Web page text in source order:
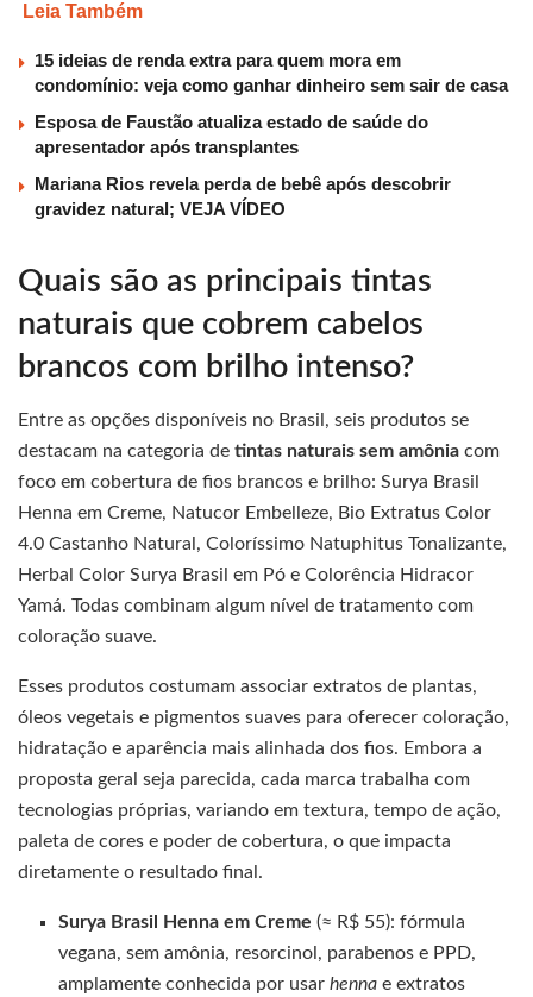
Leia Também
15 ideias de renda extra para quem mora em
condomínio: veja como ganhar dinheiro sem sair de casa
Esposa de Faustão atualiza estado de saúde do
apresentador após transplantes
Mariana Rios revela perda de bebê após descobrir
gravidez natural; VEJA VÍDEO
Quais são as principais tintas
naturais que cobrem cabelos
brancos com brilho intenso?
Entre as opções disponíveis no Brasil, seis produtos se
destacam na categoria de tintas naturais sem amônia com
foco em cobertura de fios brancos e brilho: Surya Brasil
Henna em Creme, Natucor Embelleze, Bio Extratus Color
4.0 Castanho Natural, Coloríssimo Natuphitus Tonalizante,
Herbal Color Surya Brasil em Pó e Colorência Hidracor
Yamá. Todas combinam algum nível de tratamento com
coloração suave.
Esses produtos costumam associar extratos de plantas,
óleos vegetais e pigmentos suaves para oferecer coloração,
hidratação e aparência mais alinhada dos fios. Embora a
proposta geral seja parecida, cada marca trabalha com
tecnologias próprias, variando em textura, tempo de ação,
paleta de cores e poder de cobertura, o que impacta
diretamente o resultado final.
Surya Brasil Henna em Creme (≈ R$ 55): fórmula
vegana, sem amônia, resorcinol, parabenos e PPD,
amplamente conhecida por usarhenna e extratos